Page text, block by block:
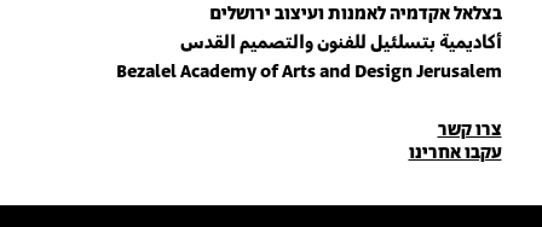
בצלאל אקדמיה לאמנות ועיצוב ירושלים
أكاديمية بتسلئيل للفنون والتصميم القدس
Bezalel Academy of Arts and Design Jerusalem
פרטי
יצירת
קשר
צרו קשר
עקבו אחרינו